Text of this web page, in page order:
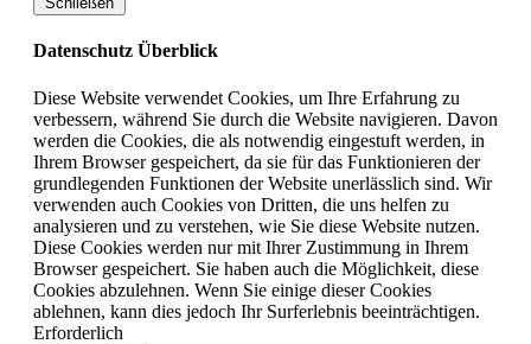
Datenschutz Überblick
Diese Website verwendet Cookies, um Ihre Erfahrung zu
verbessern, während Sie durch die Website navigieren. Davon
werden die Cookies, die als notwendig eingestuft werden, in
Ihrem Browser gespeichert, da sie für das Funktionieren der
grundlegenden Funktionen der Website unerlässlich sind. Wir
verwenden auch Cookies von Dritten, die uns helfen zu
analysieren und zu verstehen, wie Sie diese Website nutzen.
Diese Cookies werden nur mit Ihrer Zustimmung in Ihrem
Browser gespeichert. Sie haben auch die Möglichkeit, diese
Cookies abzulehnen. Wenn Sie einige dieser Cookies
ablehnen, kann dies jedoch Ihr Surferlebnis beeinträchtigen.
Erforderlich